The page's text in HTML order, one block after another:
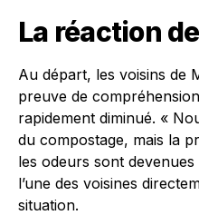
La réaction
Au départ, les voisins de
preuve de
rapidement diminué. «
du compostage, mais la
les odeurs sont
l’une des voisines
situation.